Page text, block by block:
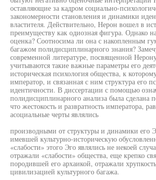
оставляющие за кадром социально-
закономерности становления и динамики
властителя. Действительно, Нерон вошел в
преимуществу как одиозная фигура. Однако
оценка? Соотносима ли она с накопленным
багажом полидисциплинарного знания?
современной литературе, посвященной
учитываются такие важные параметры его
историческая психология общества, к
император, и связанная с ним структура его
идентичности. В диссертации с помощью
полидисциплинарного анализа была сделана
что жестокость и развратность императора,
асоциальные черты являлись
производными от структуры и динамики его
имевшей культурно-историческую
«слабости» этого Эго являлись не некоей
отражали «слабости» общества, еще крепко
породившей его архаикой, отражали
цивилизацией культурного багажа.